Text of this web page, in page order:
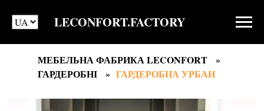
LECONFORT.FACTORY
МЕБЕЛЬНА ФАБРИКА LECONFORT
ГАРДЕРОБНІ
ГАРДЕРОБНА УРБАН